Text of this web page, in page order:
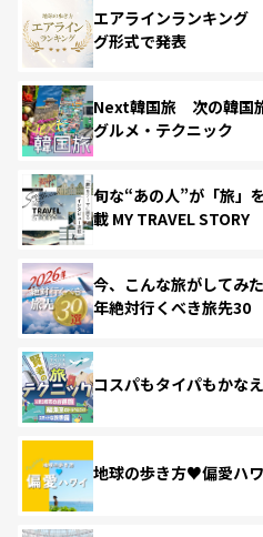
エアラインランキング
グ形式で発表
Next韓国旅 次の韓国
グルメ・テクニック
旬な“あの人”が「旅」
載 MY TRAVEL STORY
今、こんな旅がしてみ
年絶対行くべき旅先30
コスパもタイパもかな
地球の歩き方♥偏愛ハ